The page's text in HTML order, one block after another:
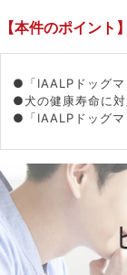
【本件のポイント】
●「IAALPドッグマ
●犬の健康寿命に
●「IAALPドッグ